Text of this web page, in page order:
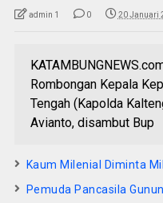
admin 1 0 20 Januari
Rombongan Kepala
Tengah (Kapolda
Avianto, disambut Bup
Kaum Milenial Diminta
Pemuda Pancasila